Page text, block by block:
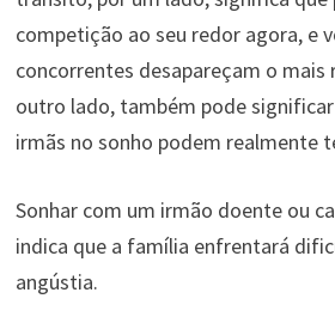
competição ao seu redor agora, e
concorrentes desapareçam o mais
outro lado, também pode
irmãs no sonho podem realmente
Sonhar com um irmão doente ou
indica que a família enfrentará
angústia.